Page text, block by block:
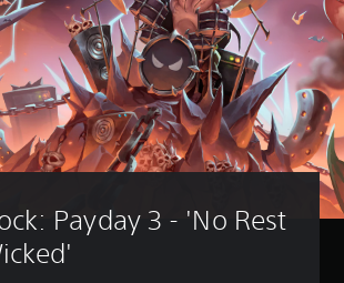
Payday 3 - 'No Rest